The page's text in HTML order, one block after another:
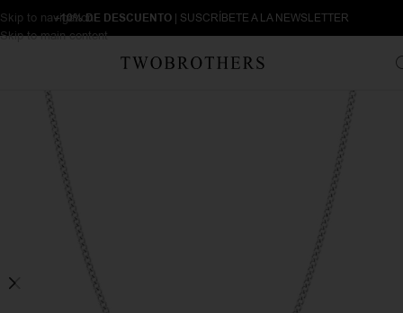
Skip to navigation
Skip to main content
+10% DE DESCUENTO | SUSCRÍBETE A LA NEWSLETTER
Collares de hombre